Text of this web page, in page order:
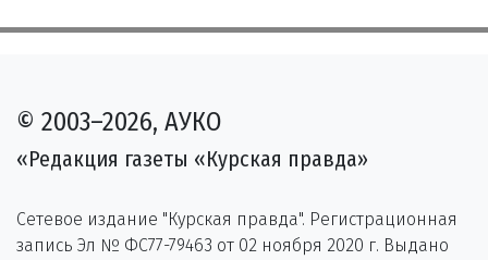
© 2003–2026, АУКО
«Редакция газеты «Курская правда»
Сетевое издание "Курская правда". Регистрационная
запись Эл № ФС77-79463 от 02 ноября 2020 г. Выдано